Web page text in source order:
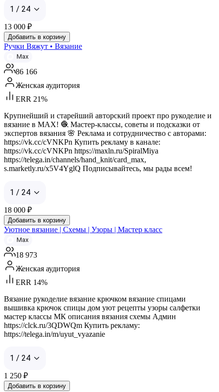
1 / 24
13 000 ₽
Добавить в корзину
Ручки Вяжут • Вязание
Max
86 166
Женская аудитория
ERR 21%
Крупнейший и старейший авторский проект про рукоделие и
вязание в MAX! 🧶 Мастер-классы, советы и подсказки от
экспертов вязания 🌸 Реклама и сотрудничество с авторами:
https://vk.cc/cVNKPn Купить рекламу в канале:
https://vk.cc/cVNKPn https://maxln.ru/SpiralMiya
https://telega.in/channels/hand_knit/card_max,
s.marketly.ru/x5V4YglQ Подписывайтесь, мы рады всем!
1 / 24
18 000 ₽
Добавить в корзину
Уютное вязание | Схемы | Узоры | Мастер класс
Max
18 973
Женская аудитория
ERR 14%
Вязание рукоделие вязание крючком вязание спицами
вышивка крючок спицы дом уют рецепты узоры салфетки
мастер классы МК описания вязания схемы Админ
https://clck.ru/3QDWQm Купить рекламу:
https://telega.in/m/uyut_vyazanie
1 / 24
1 250 ₽
Добавить в корзину